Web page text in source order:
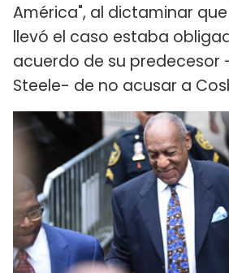
América", al dictaminar
llevó el caso estaba
acuerdo de su predecesor
Steele- de no acusar a